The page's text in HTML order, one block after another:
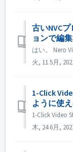
古いNVC
ョンで編
火, 11 5月,
1-Click
ように使
木, 24 6月,